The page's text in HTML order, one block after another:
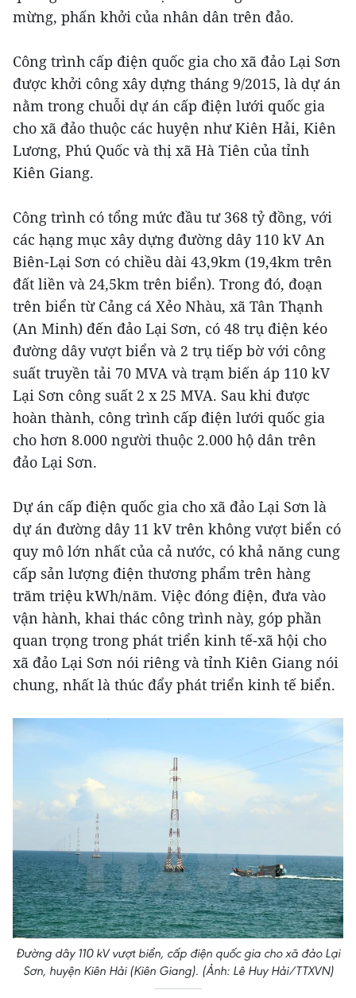
mừng, phấn khởi của nhân dân trên đảo.
Công trình cấp điện quốc gia cho xã đảo Lại Sơn
được khởi công xây dựng tháng 9/2015, là dự án
nằm trong chuỗi dự án cấp điện lưới quốc gia
cho xã đảo thuộc các huyện như Kiên Hải, Kiên
Lương, Phú Quốc và thị xã Hà Tiên của tỉnh
Kiên Giang.
Công trình có tổng mức đầu tư 368 tỷ đồng, với
các hạng mục xây dựng đường dây 110 kV An
Biên-Lại Sơn có chiều dài 43,9km (19,4km trên
đất liền và 24,5km trên biển). Trong đó, đoạn
trên biển từ Cảng cá Xẻo Nhàu, xã Tân Thạnh
(An Minh) đến đảo Lại Sơn, có 48 trụ điện kéo
đường dây vượt biển và 2 trụ tiếp bờ với công
suất truyền tải 70 MVA và trạm biến áp 110 kV
Lại Sơn công suất 2 x 25 MVA. Sau khi được
hoàn thành, công trình cấp điện lưới quốc gia
cho hơn 8.000 người thuộc 2.000 hộ dân trên
đảo Lại Sơn.
Dự án cấp điện quốc gia cho xã đảo Lại Sơn là
dự án đường dây 11 kV trên không vượt biển có
quy mô lớn nhất của cả nước, có khả năng cung
cấp sản lượng điện thương phẩm trên hàng
trăm triệu kWh/năm. Việc đóng điện, đưa vào
vận hành, khai thác công trình này, góp phần
quan trọng trong phát triển kinh tế-xã hội cho
xã đảo Lại Sơn nói riêng và tỉnh Kiên Giang nói
chung, nhất là thúc đẩy phát triển kinh tế biển.
Đường dây 110 kV vượt biển, cấp điện quốc gia cho xã đảo Lại
Sơn, huyện Kiên Hải (Kiên Giang). (Ảnh: Lê Huy Hải/TTXVN)